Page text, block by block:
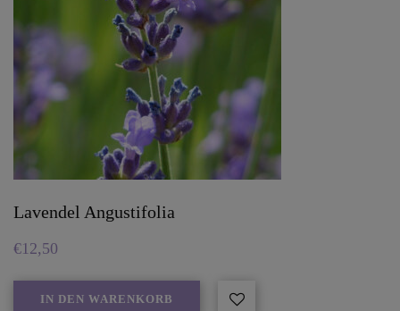
Lavendel Angustifolia
€12,50
IN DEN WARENKORB